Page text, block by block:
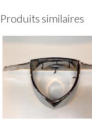
Produits similaires